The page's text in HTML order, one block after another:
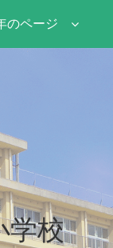
学校
のページ